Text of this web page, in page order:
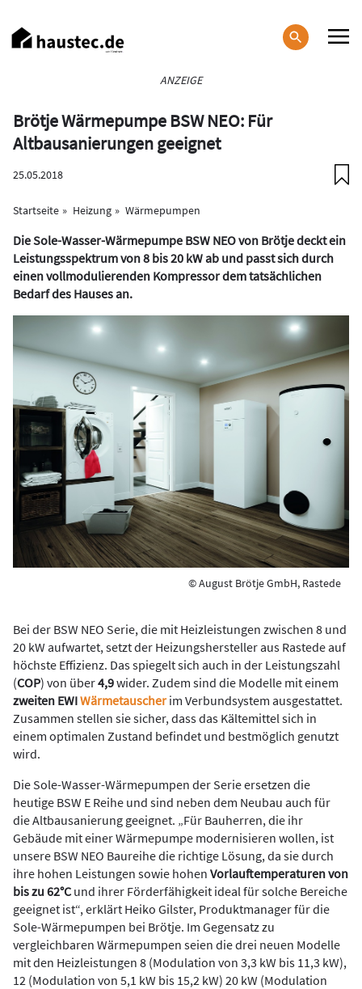
zum
Inhalt
ANZEIGE
Brötje Wärmepumpe BSW NEO: Für
Altbausanierungen geeignet
25.05.2018
Startseite Heizung Wärmepumpen
Die Sole-Wasser-Wärmepumpe BSW NEO von Brötje deckt ein
Leistungsspektrum von 8 bis 20 kW ab und passt sich durch
einen vollmodulierenden Kompressor dem tatsächlichen
Bedarf des Hauses an.
© August Brötje GmbH, Rastede
Bei der BSW NEO Serie, die mit Heizleistungen zwischen 8 und
20 kW aufwartet, setzt der Heizungshersteller aus Rastede auf
höchste Effizienz. Das spiegelt sich auch in der Leistungszahl
(COP) von über4,9wider. Zudem sind die Modelle mit einem
zweiten EWIWärmetauscherim Verbundsystem ausgestattet.
Zusammen stellen sie sicher, dass das Kältemittel sich in
einem optimalen Zustand befindet und bestmöglich genutzt
wird.
Die Sole-Wasser-Wärmepumpen der Serie ersetzen die
heutige BSW E Reihe und sind neben dem Neubau auch für
die Altbausanierung geeignet. „Für Bauherren, die ihr
Gebäude mit einer Wärmepumpe modernisieren wollen, ist
unsere BSW NEO Baureihe die richtige Lösung, da sie durch
ihre hohen Leistungen sowie hohen Vorlauftemperaturen von
bis zu 62°Cund ihrer Förderfähigkeit ideal für solche Bereiche
geeignet ist“, erklärt Heiko Gilster, Produktmanager für die
Sole-Wärmepumpen bei Brötje. Im Gegensatz zu
vergleichbaren Wärmepumpen seien die drei neuen Modelle
mit den Heizleistungen 8 (Modulation von 3,3 kW bis 11,3 kW),
12 (Modulation von 5,1 kW bis 15,2 kW) 20 kW (Modulation